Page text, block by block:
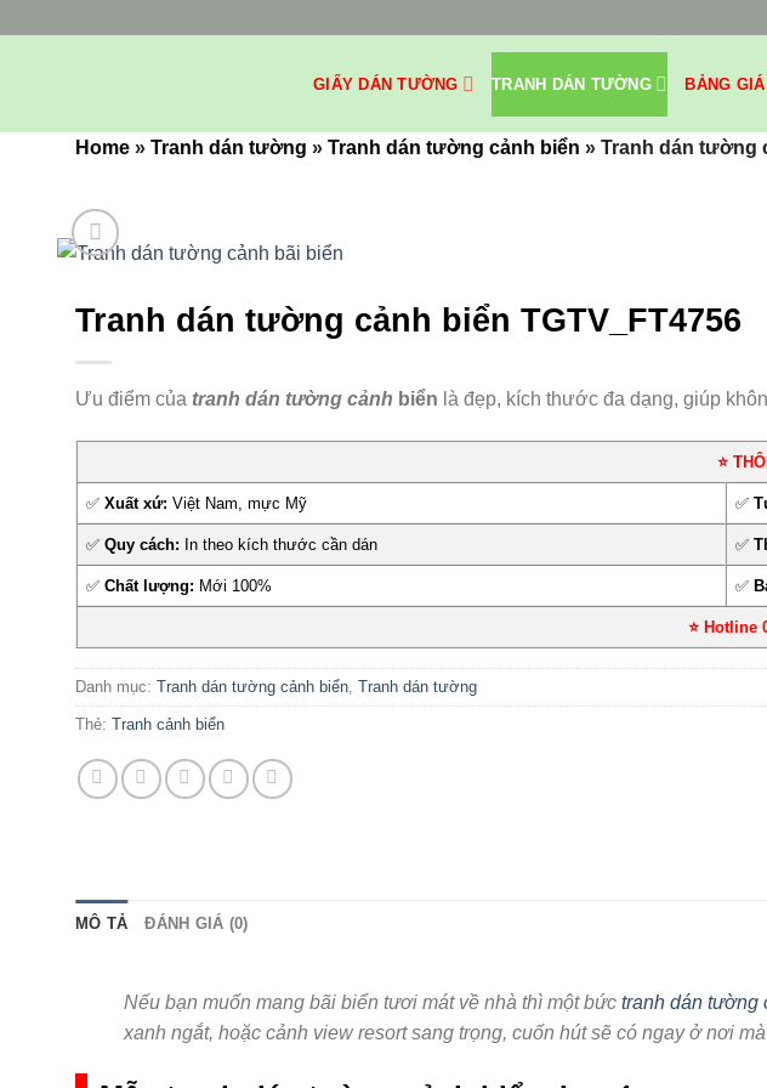
GIẤY DÁN TƯỜNG TRANH DÁN TƯỜNG BẢNG GIÁ
Home » Tranh dán tường » Tranh dán tường cảnh biển » Tranh dán tường
Tranh dán tường cảnh biển TGTV_FT4756
Ưu điểm của tranh dán tường cảnh biển là đẹp, kích thước đa dạng, giúp
⭐
✅Xuất xứ: Việt Nam, mực Mỹ ✅
✅Quy cách: In theo kích thước cần dán ✅
✅Chất lượng: Mới 100% ✅
⭐ Hotline
Danh mục: Tranh dán tường cảnh biển Tranh dán tường
Thẻ: Tranh cảnh biển
MÔ TẢ ĐÁNH GIÁ (0)
Nếu bạn muốn mang bãi biển tươi mát về nhà thì một bứctranh dán tường
xanh ngắt, hoặc cảnh view resort sang trọng, cuốn hút sẽ có ngay ở nơi